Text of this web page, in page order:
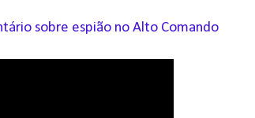
sobre espião no Alto Comando